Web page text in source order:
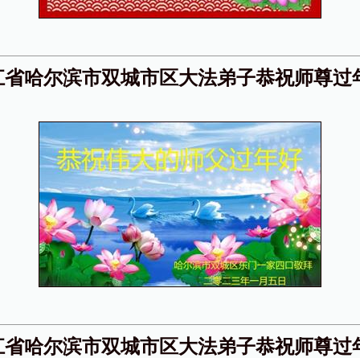
哈尔滨市双城市区大法弟子恭祝师尊过
哈尔滨市双城市区大法弟子恭祝师尊过